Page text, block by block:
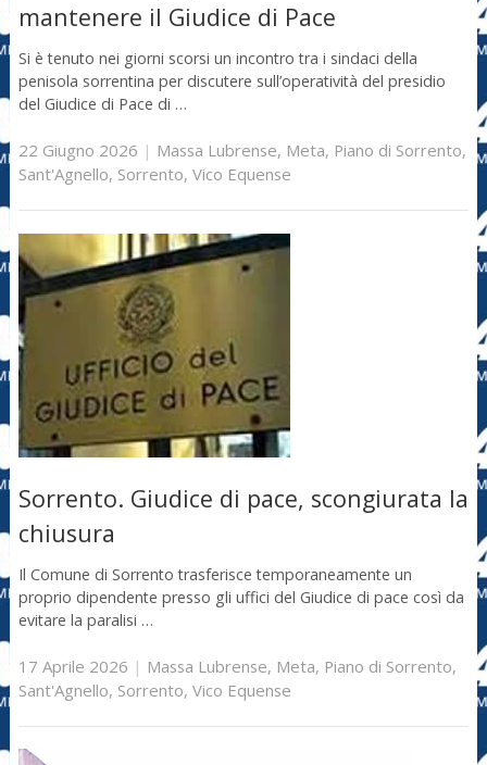
mantenere il Giudice di Pace
Si è tenuto nei giorni scorsi un incontro tra i sindaci della
penisola sorrentina per discutere sull’operatività del presidio
del Giudice di Pace di …
22 Giugno 2026 | Massa Lubrense, Meta, Piano di Sorrento,
Sant'Agnello, Sorrento, Vico Equense
Sorrento. Giudice di pace, scongiurata la
chiusura
Il Comune di Sorrento trasferisce temporaneamente un
proprio dipendente presso gli uffici del Giudice di pace così da
evitare la paralisi …
17 Aprile 2026 | Massa Lubrense, Meta, Piano di Sorrento,
Sant'Agnello, Sorrento, Vico Equense